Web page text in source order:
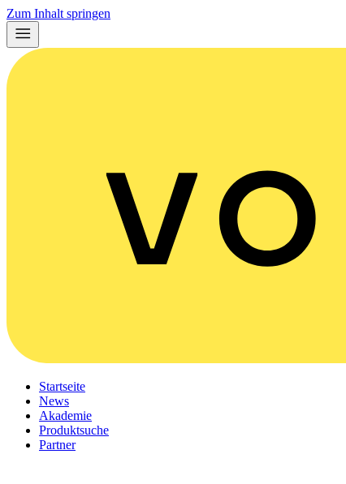
Zum Inhalt springen
Startseite
News
Akademie
Produktsuche
Partner